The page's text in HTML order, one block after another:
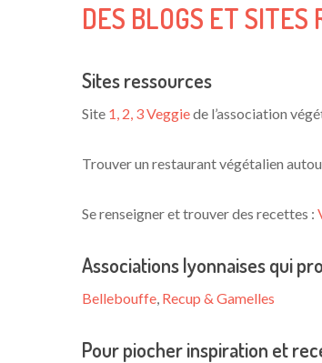
DES BLOGS ET
Sites ressources
Site 1, 2, 3 Veggiede l’association
Trouver un restaurant végétalien
Se renseigner et trouver des recettes :
Associations lyonnaises qui
Bellebouffe, Recup & Gamelles
Pour piocher inspiration et